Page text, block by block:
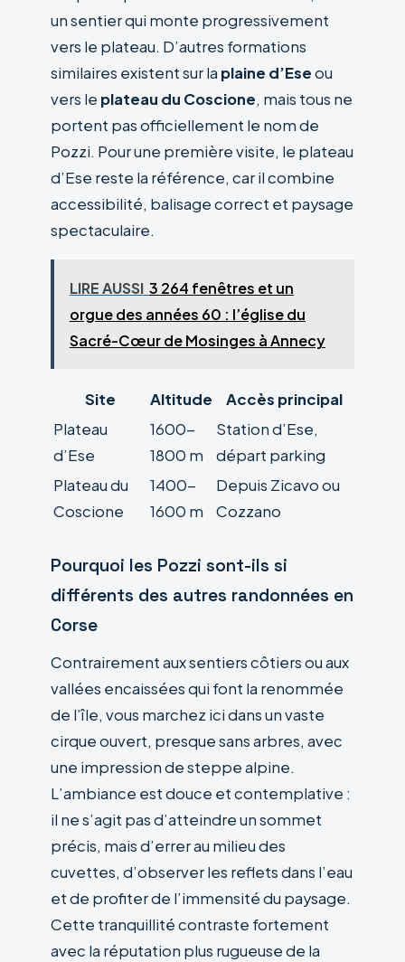
un sentier qui monte progressivement
vers le plateau. D’autres formations
similaires existent sur la plaine d’Eseou
vers le plateau du Coscione, mais tous ne
portent pas officiellement le nom de
Pozzi. Pour une première visite, le plateau
d’Ese reste la référence, car il combine
accessibilité, balisage correct et paysage
spectaculaire.
LIRE AUSSI 3 264 fenêtres et un
orgue des années 60 : l’église du
Sacré-Cœur de Mosinges à Annecy
Site Altitude
Accès principal
Plateau
d’Ese
1600-
1800 m
Station d’Ese,
départ parking
Plateau du
Coscione
1400-
1600 m
Depuis Zicavo ou
Cozzano
Pourquoi les Pozzi sont-ils si
différents des autres randonnées en
Corse
Contrairement aux sentiers côtiers ou aux
vallées encaissées qui font la renommée
de l’île, vous marchez ici dans un vaste
cirque ouvert, presque sans arbres, avec
une impression de steppe alpine.
L’ambiance est douce et contemplative :
il ne s’agit pas d’atteindre un sommet
précis, mais d’errer au milieu des
cuvettes, d’observer les reflets dans l’eau
et de profiter de l’immensité du paysage.
Cette tranquillité contraste fortement
avec la réputation plus rugueuse de la